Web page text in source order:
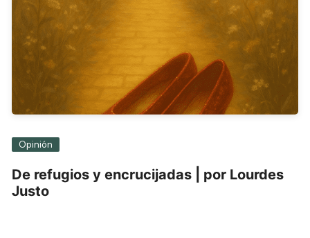
Opinión
De refugios y encrucijadas | por Lourdes
Justo